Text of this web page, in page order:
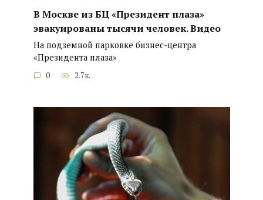
В Москве из БЦ «Президент плаза»
эвакуированы тысячи человек. Видео
На подземной парковке бизнес-центра
«Президента плаза»
0 2.7к.